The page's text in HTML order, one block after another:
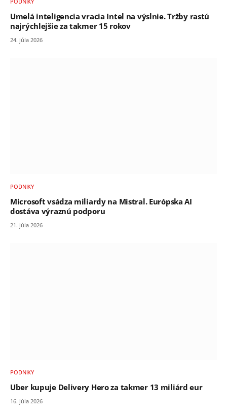
Umelá inteligencia vracia Intel na výslnie. Tržby rastú
najrýchlejšie za takmer 15 rokov
24. júla 2026
PODNIKY
Microsoft vsádza miliardy na Mistral. Európska AI
dostáva výraznú podporu
21. júla 2026
PODNIKY
Uber kupuje Delivery Hero za takmer 13 miliárd eur
16. júla 2026